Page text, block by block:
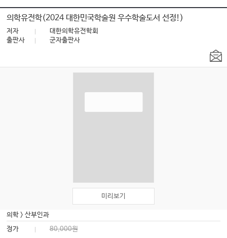
의학유전학(2024 대한민국학술원 우수학술도서 선정!)
저자
대한의학유전학회
출판사
군자출판사
미리보기
의학 >산부인과
정가
80,000원